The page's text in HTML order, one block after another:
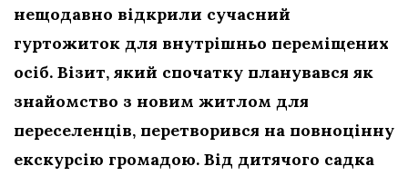
нещодавно відкрили сучасний
гуртожиток для внутрішньо переміщених
осіб. Візит, який спочатку планувався як
знайомство з новим житлом для
переселенців, перетворився на повноцінну
екскурсію громадою. Від дитячого садка